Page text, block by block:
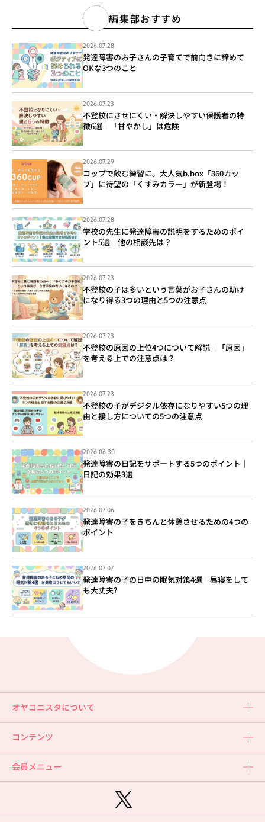
編集部おすすめ
2026.07.28
発達障害のお子さんの子育てで前向きに諦めて
OKな3つのこと
2026.07.23
不登校にさせにくい・解決しやすい保護者の特
徴6選｜「甘やかし」は危険
2026.07.29
コップで飲む練習に。大人気b.box「360カッ
プ」に待望の「くすみカラー」が新登場！
2026.07.28
学校の先生に発達障害の説明をするためのポイ
ント5選｜他の相談先は？
2026.07.23
不登校の子は多いという言葉がお子さんの助け
になり得る3つの理由と5つの注意点
2026.07.23
不登校の原因の上位4つについて解説｜「原因」
を考える上での注意点は？
2026.07.23
不登校の子がデジタル依存になりやすい5つの理
由と接し方についての5つの注意点
2026.06.30
発達障害の日記をサポートする5つのポイント｜
日記の効果3選
2026.07.06
発達障害の子をきちんと休憩させるための4つの
ポイント
2026.07.07
発達障害の子の日中の眠気対策4選｜昼寝をして
も大丈夫?
オヤコニスタについて
コンテンツ
会員メニュー